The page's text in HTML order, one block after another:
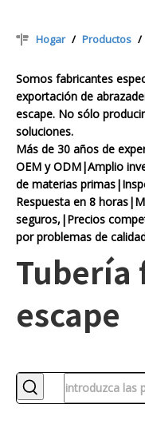
Hogar / Productos /
Somos fabricantes
exportación de
escape. No sólo
soluciones.
Más de 30 años de
OEM y ODM|Amplio
de materias
Respuesta en 8
seguros,|Precios
por problemas de
Tubería
escape